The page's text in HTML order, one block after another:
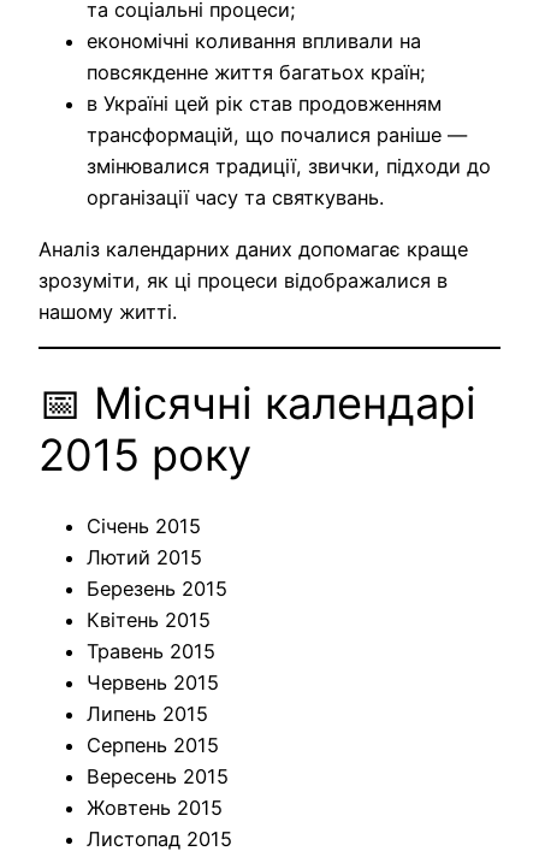
та соціальні процеси;
економічні коливання впливали на
повсякденне життя багатьох країн;
в Україні цей рік став продовженням
трансформацій, що почалися раніше —
змінювалися традиції, звички, підходи до
організації часу та святкувань.
Аналіз календарних даних допомагає краще
зрозуміти, як ці процеси відображалися в
нашому житті.
📅 Місячні календарі
2015 року
Січень 2015
Лютий 2015
Березень 2015
Квітень 2015
Травень 2015
Червень 2015
Липень 2015
Серпень 2015
Вересень 2015
Жовтень 2015
Листопад 2015